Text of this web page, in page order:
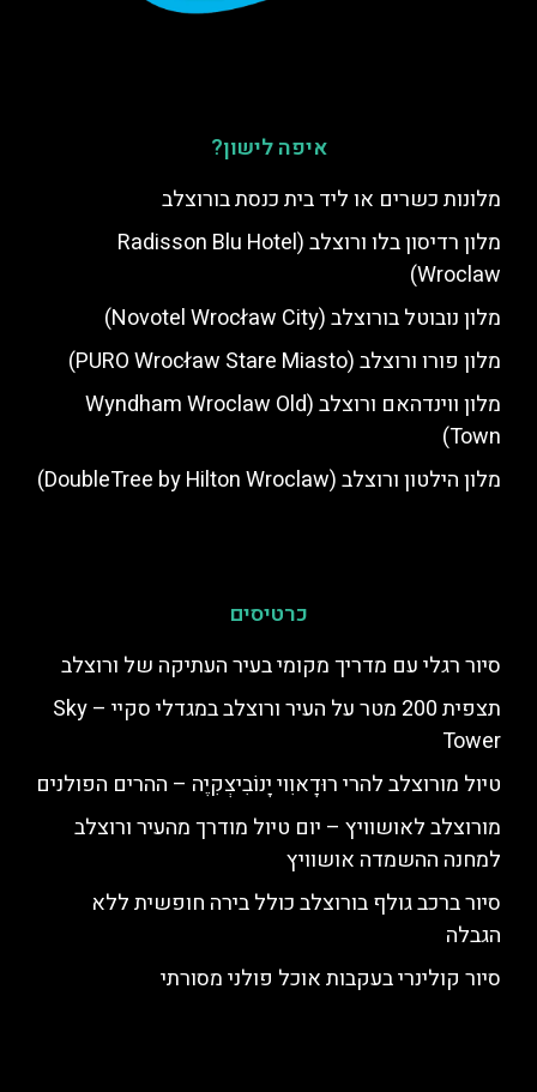
איפה לישון?
מלונות כשרים או ליד בית כנסת בורוצלב
מלון רדיסון בלו ורוצלב (Radisson Blu Hotel
Wroclaw)
מלון נובוטל בורוצלב (Novotel Wrocław City)
מלון פורו ורוצלב (PURO Wrocław Stare Miasto)
מלון ווינדהאם ורוצלב (Wyndham Wroclaw Old
Town)
מלון הילטון ורוצלב (DoubleTree by Hilton Wroclaw)
כרטיסים
סיור רגלי עם מדריך מקומי בעיר העתיקה של ורוצלב
תצפית 200 מטר על העיר ורוצלב במגדלי סקיי – Sky
Tower
טיול מורוצלב להרי רוּדָאוִוי יָנוֹבִיצְקִיֶה – ההרים הפולנים
מורוצלב לאושוויץ – יום טיול מודרך מהעיר ורוצלב
למחנה ההשמדה אושוויץ
סיור ברכב גולף בורוצלב כולל בירה חופשית ללא
הגבלה
סיור קולינרי בעקבות אוכל פולני מסורתי